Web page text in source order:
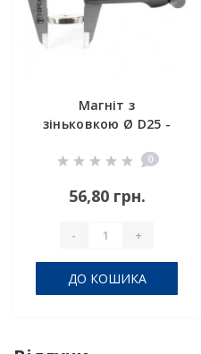
Магніт з
зіньковкою Ø D25 -
0
56,80 грн.
- +
ДО КОШИКА